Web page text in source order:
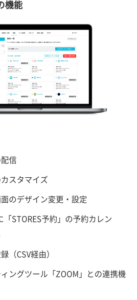
機能
信
スタマイズ
のデザイン変更・設定
「STORES予約」の予約カレン
（CSV経由）
ングツール「ZOOM」との連携機